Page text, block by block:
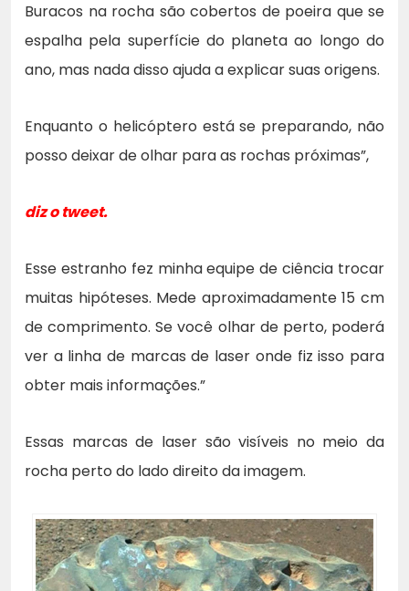
Buracos na rocha são cobertos de poeira que se
espalha pela superfície do planeta ao longo do
ano, mas nada disso ajuda a explicar suas origens.
Enquanto o helicóptero está se preparando, não
posso deixar de olhar para as rochas próximas”,
diz o tweet.
Esse estranho fez minha equipe de ciência trocar
muitas hipóteses. Mede aproximadamente 15 cm
de comprimento. Se você olhar de perto, poderá
ver a linha de marcas de laser onde fiz isso para
obter mais informações.”
Essas marcas de laser são visíveis no meio da
rocha perto do lado direito da imagem.